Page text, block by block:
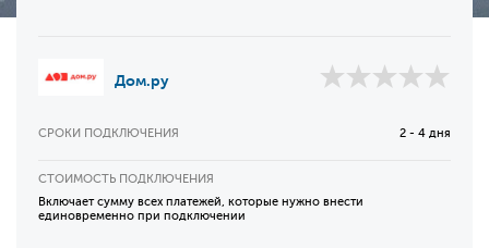
Дом.ру
СРОКИ ПОДКЛЮЧЕНИЯ 2 - 4 дня
СТОИМОСТЬ ПОДКЛЮЧЕНИЯ
Включает сумму всех платежей, которые нужно внести
единовременно при подключении